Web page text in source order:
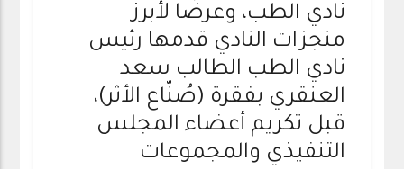
نادي الطب، وعرضًا لأبرز
منجزات النادي قدمها رئيس
نادي الطب الطالب سعد
العنقري بفقرة (صُنّاع الأثر)،
قبل تكريم أعضاء المجلس
التنفيذي والمجموعات